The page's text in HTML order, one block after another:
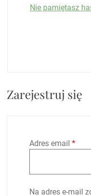
Nie pamiętasz
Zarejestruj się
Adres email *
Na adres e-mail